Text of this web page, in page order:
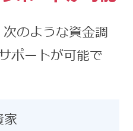
のような資金調
ポートが可能で